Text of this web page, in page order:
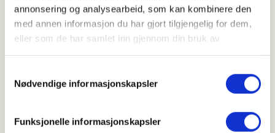
annonsering og analysearbeid, som kan kombinere den
med annen informasjon du har gjort tilgjengelig for dem,
eller som de har samlet inn gjennom din bruk av
Nødvendige informasjonskapsler
Funksjonelle informasjonskapsler
Kvar mondag i oddetalsvekene blir det sosialjogg
med unge vaksne! Då møtast me på avtalt plass og
Oppstart 10. august
Vi forsøker å tilpasse tempoet etter alle i gruppa,